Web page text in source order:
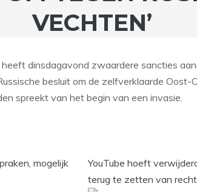
VECHTEN’
dinsdagavond zwaardere sancties
besluit om de zelfverklaarde Oost-
spreekt van het begin van een invasie.
mogelijk
YouTube hoeft
terug te zetten van